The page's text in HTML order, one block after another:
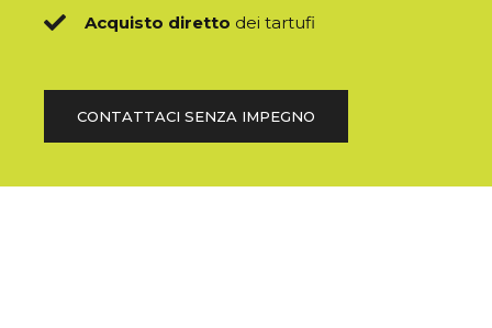
Acquisto diretto dei tartufi
CONTATTACI SENZA IMPEGNO